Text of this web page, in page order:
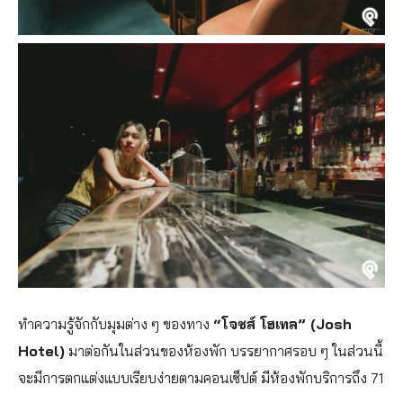
ทำความรู้จักกับมุมต่าง ๆ ของทาง “โจชส์ โฮเทล” (Josh
Hotel) มาต่อกันในส่วนของห้องพัก บรรยากาศรอบ ๆ ในส่วนนี้
จะมีการตกแต่งแบบเรียบง่ายตามคอนเซ็ปต์ มีห้องพักบริการถึง 71